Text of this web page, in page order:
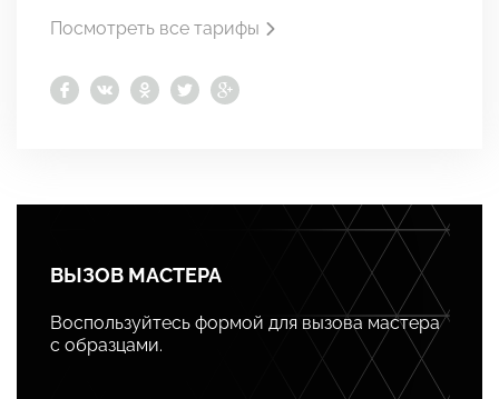
Посмотреть все тарифы
ВЫЗОВ МАСТЕРА
Воспользуйтесь формой для вызова мастера
с образцами.